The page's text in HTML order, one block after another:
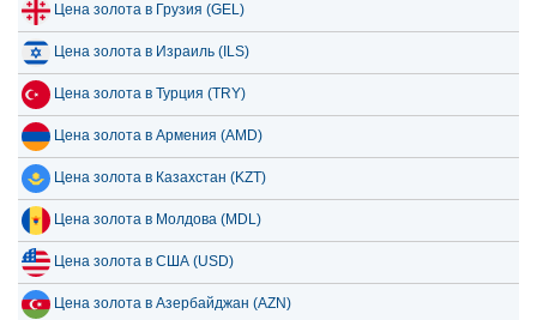
Цена золота в Грузия (GEL)
Цена золота в Израиль (ILS)
Цена золота в Турция (TRY)
Цена золота в Армения (AMD)
Цена золота в Казахстан (KZT)
Цена золота в Молдова (MDL)
Цена золота в США (USD)
Цена золота в Азербайджан (AZN)